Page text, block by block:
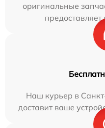
оригинальные
Наш курьер в
доставит ваше